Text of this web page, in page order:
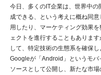
今日、多くのIT企業は、世界中
成できる、という考えに概ね同
用したり、マーケティング効果
ェクトを進行することもありま
して、特定技術の生態系を確保
Googleが「Android」というモ
ソースとして公開し、新たな市